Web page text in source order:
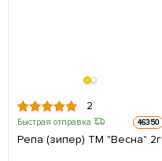
2
Быстрая отправка 46350
Репа (зипер) ТМ "Весна" 2г